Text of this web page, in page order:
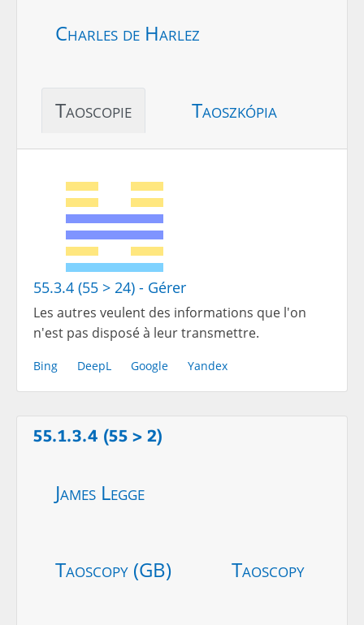
Charles de Harlez
Taoscopie Taoszkópia
55.3.4 (55 > 24) - Gérer
Les autres veulent des informations que l'on
n'est pas disposé à leur transmettre.
Bing DeepL Google Yandex
55.1.3.4 (55 > 2)
James Legge
Taoscopy (GB) Taoscopy